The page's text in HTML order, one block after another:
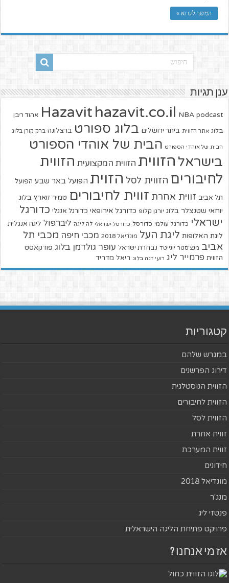
המשך לקרוא »
ענן תגיות
Hazavit hazavit.co.il NBA podcast אהוד ריבן
בלוג אתר הזווית ביתר ירושלים בלוג ספורט ברצלונה ברק קורן בלוג
הבית של אוהדי הספורט הבית של אוהדי הספורט
בישראל הזווית הזווית המקצועית הזווית
לחיבורים הזווית לסל הזוית הפועל באר שבע הפועל
תל אביב זווית אחרת זווית לחיבורים טמיר זוארץ בלוג
יוחאי שטנצלר בלוג יורגן קלופ כדורגל אירופאי כדורגל אנגלי כדורגל
ישראלי כדורגל עולמי כדורסל כדורסל ישראלי לה ליגה ליברפול ליגה אנגלית
ליגת האלופות ליגת העל מונדיאל 2018 מכבי חיפה מכבי תל
אביב מנצ'סטר יונייטד נבחרת ישראל עופר גולדמן בלוג פודקאסט
הזווית פרמייר ליג רועי זגה בלוג ריאל מדריד
קטגוריות
במגרש שלהם
דירוג הפרשנים
הזווית הנוסטלגית
הזווית לחיבורים
הזווית לסל
זווית אחרת
זווית המערכת
חידונים
מונדיאל 2018
מנג'ר
פנטזי ליג
פרויקט פתיחת הליגה הישראלית
אז מי אנחנו ?